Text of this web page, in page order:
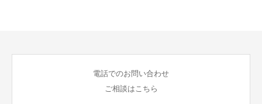
電話でのお問い合わせ
ご相談はこちら